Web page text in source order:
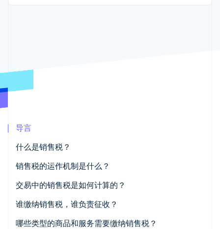
Radar
Atlas
碳移除
Stripe Sessions 2026
了解 Stripe 如何为 AI 构建经济基础设施。
立即观看
酒店、旅游与休闲
联系销售
导言
什么是销售税？
销售税的运作机制是什么？
交易中的销售税是如何计算的？
谁缴纳销售税，谁负责征收？
哪些类型的商品和服务需要缴纳销售税？